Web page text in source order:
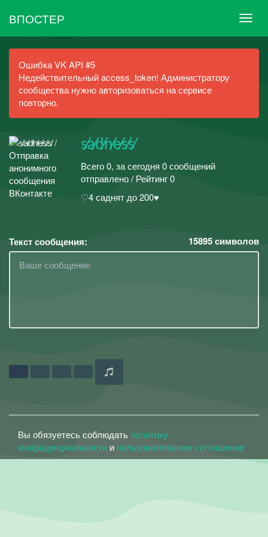
ВПОСТЕР
Ошибка VK API #5
Недействительный access_token! Администратору
сообщества нужно авторизоваться на сервисе
повторно.
s̸a̸d̸n̸e̸s̸s̸
Всего 0, за сегодня 0 сообщений
отправлено / Рейтинг 0
♡4 саднят до 200♥
Текст сообщения: 15895символов
Вы обязуетесь соблюдать политику
конфиденциальности и пользовательское соглашение